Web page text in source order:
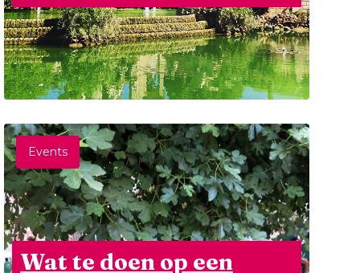
Events
Wat te doen op een